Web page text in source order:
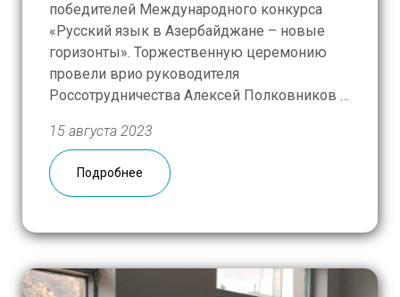
победителей Международного конкурса
«Русский язык в Азербайджане – новые
горизонты». Торжественную церемонию
провели врио руководителя
Россотрудничества Алексей Полковников и
Гуманитарной Миссии Сергей Шевчук.
Международный конкурс «Русский язык в
Азербайджане – новые горизонты»
стартовал в феврале 2023 года. По
финал вышли 10 преподавателей русского
[…]
15 августа 2023
Подробнее